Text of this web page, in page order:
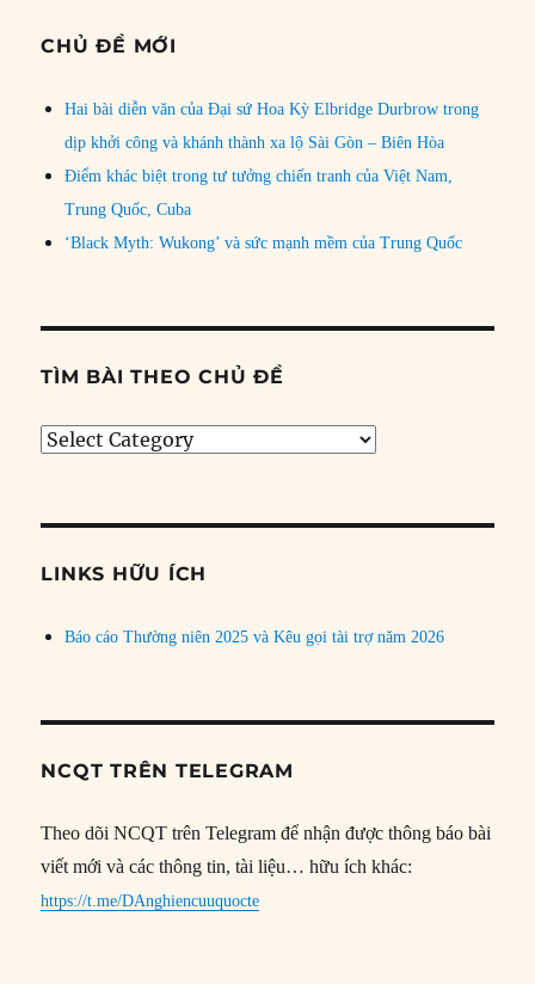
CHỦ ĐỀ MỚI
Hai bài diễn văn của Đại sứ Hoa Kỳ Elbridge Durbrow trong
dịp khởi công và khánh thành xa lộ Sài Gòn – Biên Hòa
Điểm khác biệt trong tư tưởng chiến tranh của Việt Nam,
Trung Quốc, Cuba
‘Black Myth: Wukong’ và sức mạnh mềm của Trung Quốc
TÌM BÀI THEO CHỦ ĐỀ
Tìm
đề
LINKS HỮU ÍCH
Báo cáo Thường niên 2025 và Kêu gọi tài trợ năm 2026
NCQT TRÊN TELEGRAM
Theo dõi NCQT trên Telegram để nhận được thông báo bài
viết mới và các thông tin, tài liệu… hữu ích khác:
https://t.me/DAnghiencuuquocte